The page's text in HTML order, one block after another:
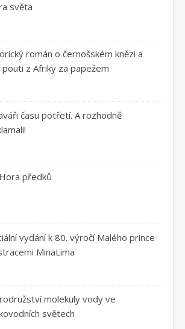
světa
román o černošském knězi a
pouti z Afriky za papežem
času potřetí. A rozhodně
předků
vydání k 80. výročí Malého prince
MinaLima
molekuly vody ve
světech